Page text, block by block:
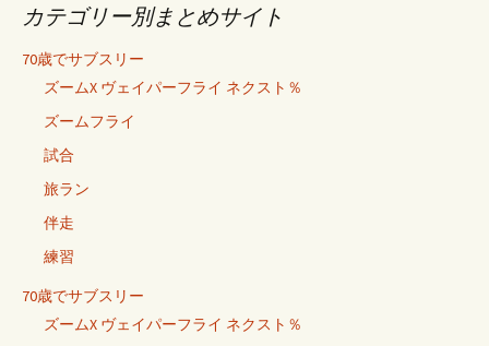
カテゴリー別まとめサイト
70歳でサブスリー
ズームX ヴェイパーフライ ネクスト％
ズームフライ
試合
旅ラン
伴走
練習
70歳でサブスリー
ズームX ヴェイパーフライ ネクスト％